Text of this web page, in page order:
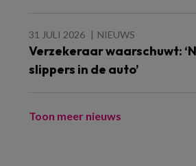
31 JULI 2026 NIEUWS
Verzekeraar waarschuwt:
slippers in de auto’
Toon meer nieuws